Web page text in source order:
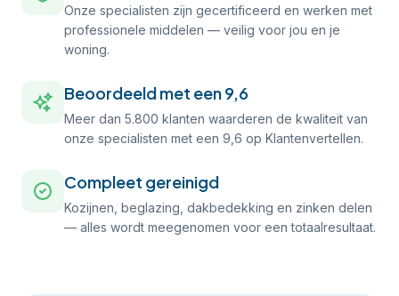
Onze specialisten zijn gecertificeerd en werken met
professionele middelen — veilig voor jou en je
woning.
Beoordeeld met een 9,6
Meer dan 5.800 klanten waarderen de kwaliteit van
onze specialisten met een 9,6 op Klantenvertellen.
Compleet gereinigd
Kozijnen, beglazing, dakbedekking en zinken delen
— alles wordt meegenomen voor een totaalresultaat.